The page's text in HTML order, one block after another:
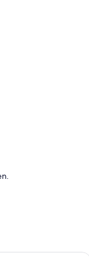
Kaffee- Private